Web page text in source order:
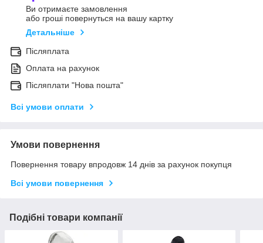
Ви отримаєте замовлення
або гроші повернуться на вашу картку
Детальніше
Післяплата
Оплата на рахунок
Післяплати "Нова пошта"
Всі умови оплати
Умови повернення
Повернення товару впродовж 14 днів за рахунок покупця
Всі умови повернення
Подібні товари компанії